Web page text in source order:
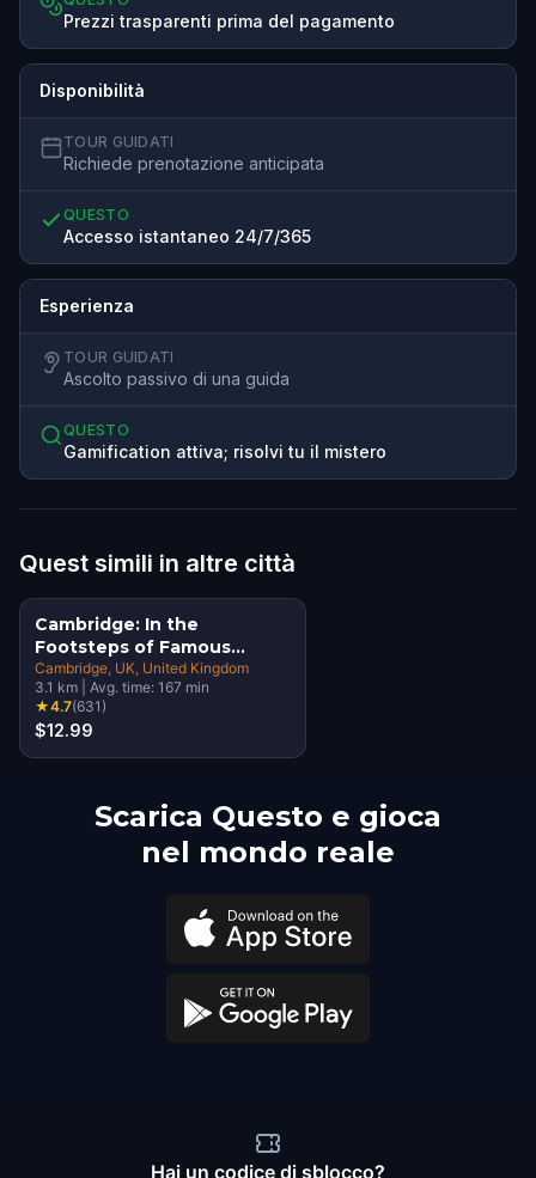
Prezzi trasparenti prima del pagamento
Disponibilità
TOUR GUIDATI
Richiede prenotazione anticipata
QUESTO
Accesso istantaneo 24/7/365
Esperienza
TOUR GUIDATI
Ascolto passivo di una guida
QUESTO
Gamification attiva; risolvi tu il mistero
Quest simili in altre città
Cambridge: In the
Footsteps of Famous
Alumni Walking Tour &
Escape Game
Cambridge, UK , United Kingdom
3.1 km Avg. time: 167 min
★4.7(631)
$12.99
Scarica Questo e gioca
nel mondo reale
Hai un codice di sblocco?